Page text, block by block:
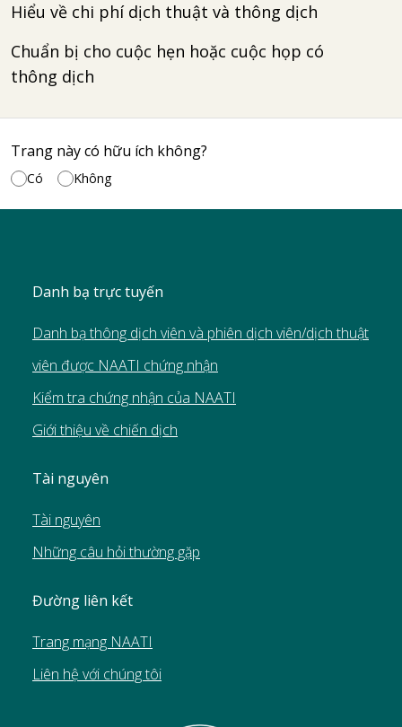
Hiểu về chi phí dịch thuật và thông dịch
Chuẩn bị cho cuộc hẹn hoặc cuộc họp có
thông dịch
Trang này có hữu ích không?
Có Không
Danh bạ trực tuyến
Danh bạ thông dịch viên và phiên dịch viên/dịch thuật
viên được NAATI chứng nhận
Kiểm tra chứng nhận của NAATI
Giới thiệu về chiến dịch
Tài nguyên
Tài nguyên
Những câu hỏi thường gặp
Đường liên kết
Trang mạng NAATI
Liên hệ với chúng tôi